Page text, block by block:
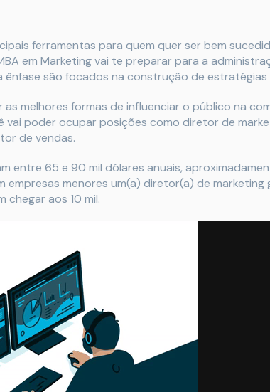
ferramentas para quem quer ser bem
em Marketing vai te preparar para a
ênfase são focados na construção de estratégias
as melhores formas de influenciar o público na
vai poder ocupar posições como diretor de
de vendas.
entre 65 e 90 mil dólares anuais,
empresas menores um(a) diretor(a) de marketing
chegar aos 10 mil.